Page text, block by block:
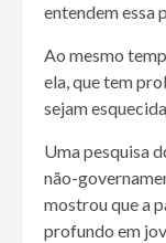
entendem essa
Ao mesmo
ela, que tem
sejam
Uma pesquisa
não-
mostrou que a
profundo em